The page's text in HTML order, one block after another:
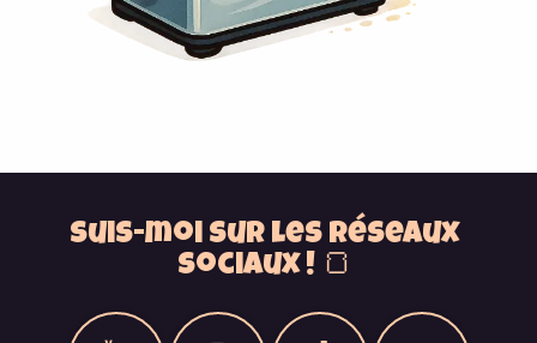
Suis-moi sur les réseaux
sociaux ! 🍞